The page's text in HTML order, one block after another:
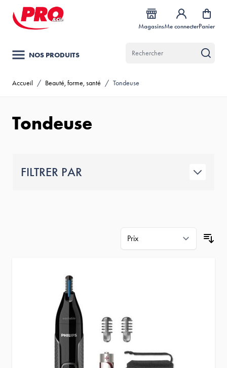
Allez au contenu
MagasinsMe connecterPanier
NOS PRODUITS
Accueil / Beauté, forme, santé / Tondeuse
Tondeuse
FILTRER PAR